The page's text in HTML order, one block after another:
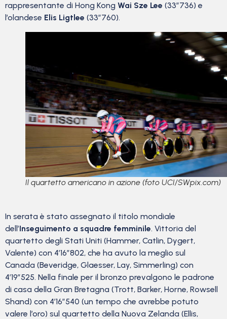
rappresentante di Hong Kong Wai Sze Lee (33”736) e
l’olandese Elis Ligtlee (33”760).
Il quartetto americano in azione (foto UCI/SWpix.com)
In serata è stato assegnato il titolo mondiale
dell’Inseguimento a squadre femminile. Vittoria del
quartetto degli Stati Uniti (Hammer, Catlin, Dygert,
Valente) con 4’16”802, che ha avuto la meglio sul
Canada (Beveridge, Glaesser, Lay, Simmerling) con
4’19”525. Nella finale per il bronzo prevalgono le padrone
di casa della Gran Bretagna (Trott, Barker, Horne, Rowsell
Shand) con 4’16”540 (un tempo che avrebbe potuto
valere l’oro) sul quartetto della Nuova Zelanda (Ellis,